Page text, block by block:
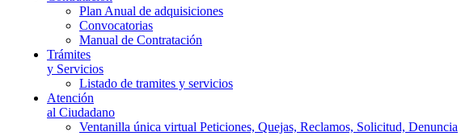
Plan Anual de adquisiciones
Convocatorias
Manual de Contratación
Trámites
y Servicios
Listado de tramites y servicios
Atención
al Ciudadano
Ventanilla única virtual Peticiones, Quejas, Reclamos, Solicitud, Denuncia